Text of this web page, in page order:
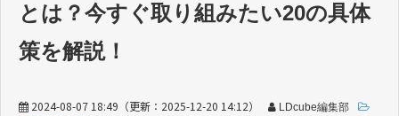
とは？今すぐ取り組みたい20の具体
策を解説！
2024-08-07 18:49 （更新： 2025-12-20 14:12）
LDcube編集部